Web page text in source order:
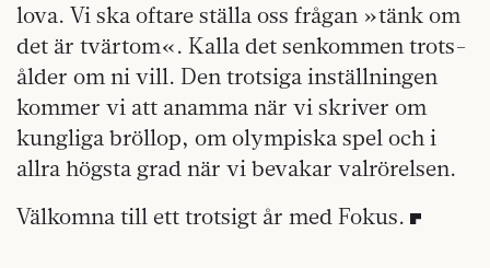
lova. Vi ska oftare ställa oss frågan »tänk om
det är tvärtom«. Kalla det senkommen trots­
ålder om ni vill. Den trotsiga inställningen
kommer vi att anamma när vi skriver om
kungliga bröllop, om olympiska spel och i
allra högsta grad när vi bevakar valrörelsen.
Välkomna till ett trotsigt år med Fokus.